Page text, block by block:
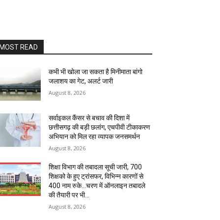
READ
कभी भी खोला जा सकता है मिनीमाता बांगो
जलाशय का गेट, अलर्ट जारी
August 8, 2026
सर्वाइकल कैंसर से बचाव की दिशा में
छत्तीसगढ़ की बड़ी छलांग, एचपीवी टीकाकरण
अभियान को मिल रहा व्यापक जनसमर्थन
August 8, 2026
शिक्षा विभाग की तबादला सूची जारी, 700
शिक्षको के हुए ट्रांसफर, विभिन्न कारणों से
400 नाम रुके…चरण में ऑनलाइन तबादले
की तैयारी पर भी...
August 8, 2026